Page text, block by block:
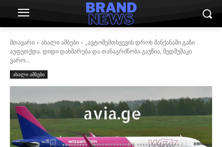
მთავარი ახალი ამბები
„ავტოშემთხვევის დროს მანქანაში გაზი
აუფეთქდა. დიდი დახმარება და თანაგრძნობა გაუწია, მედმუშაკი
ვარო...
ახალი ამბები